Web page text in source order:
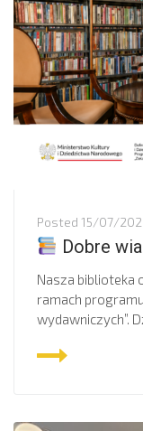
Posted 15/07/
Dobre
Nasza biblioteka
ramach
wydawniczych”.